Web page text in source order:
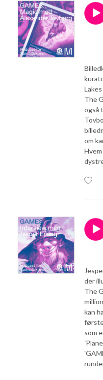
The
også
om
der
The
kan
som